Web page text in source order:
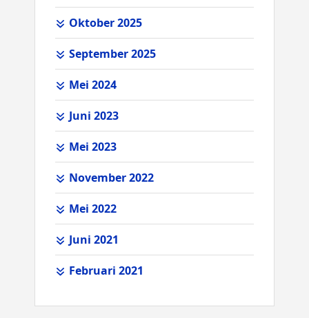
Oktober 2025
September 2025
Mei 2024
Juni 2023
Mei 2023
November 2022
Mei 2022
Juni 2021
Februari 2021